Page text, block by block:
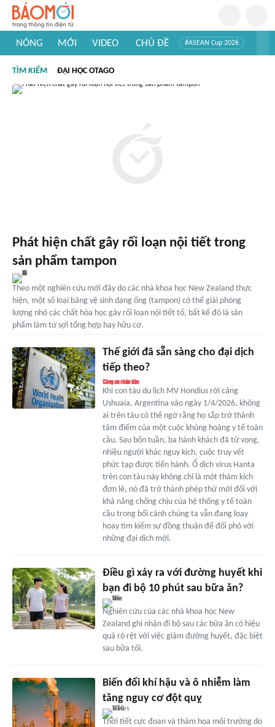
NÓNG MỚI VIDEO CHỦ ĐỀ #ASEAN Cup 2026
#Khám phá thế giới
TÌM KIẾM ĐẠI HỌC OTAGO
Phát hiện chất gây rối loạn nội tiết trong
sản phẩm tampon
Theo một nghiên cứu mới đây do các nhà khoa học New Zealand thực
hiện, một số loại băng vệ sinh dạng ống (tampon) có thể giải phóng
lượng nhỏ các chất hóa học gây rối loạn nội tiết tố, bất kể đó là sản
phẩm làm từ sợi tổng hợp hay hữu cơ.
Thế giới đã sẵn sàng cho đại dịch
tiếp theo?
Khi con tàu du lịch MV Hondius rời cảng
Ushuaia, Argentina vào ngày 1/4/2026, không
ai trên tàu có thể ngờ rằng họ sắp trở thành
tâm điểm của một cuộc khủng hoảng y tế toàn
cầu. Sau bốn tuần, ba hành khách đã tử vong,
nhiều người khác nguy kịch, cuộc truy vết
phức tạp được tiến hành. Ổ dịch virus Hanta
trên con tàu này không chỉ là một thảm kịch
đơn lẻ, nó đã trở thành phép thử mới đối với
khả năng chống chịu của hệ thống y tế toàn
cầu trong bối cảnh chúng ta vẫn đang loay
hoay tìm kiếm sự đồng thuận để đối phó với
những đại dịch mới.
Điều gì xảy ra với đường huyết khi
bạn đi bộ 10 phút sau bữa ăn?
Nghiên cứu của các nhà khoa học New
Zealand ghi nhận đi bộ sau các bữa ăn có hiệu
quả rõ rệt với việc giảm đường huyết, đặc biệt
sau bữa tối.
Biến đổi khí hậu và ô nhiễm làm
tăng nguy cơ đột quỵ
Thời tiết cực đoan và thảm họa môi trường do